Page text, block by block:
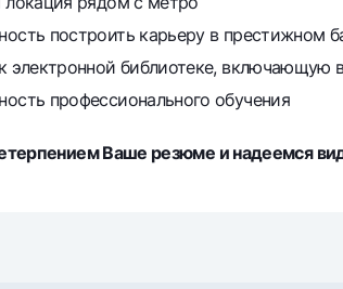
построить карьеру в престижном
электронной библиотеке, включающую
профессионального обучения
Ваше резюме и надеемся